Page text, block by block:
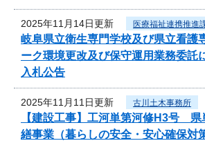
2025年11月14日更新 医療福祉連携推進
岐阜県立衛生専門学校及び県立看護
ーク環境更改及び保守運用業務委託
入札公告
2025年11月11日更新 古川土木事務所
【建設工事】工河単第河修H3号
繕事業（暮らしの安全・安心確保対